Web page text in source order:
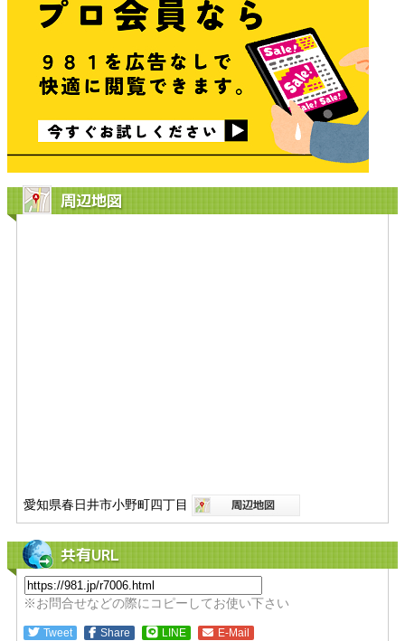
周辺地図
愛知県春日井市小野町四丁目
共有URL
※お問合せなどの際にコピーしてお使い下さい
Tweet Share LINE E-Mail